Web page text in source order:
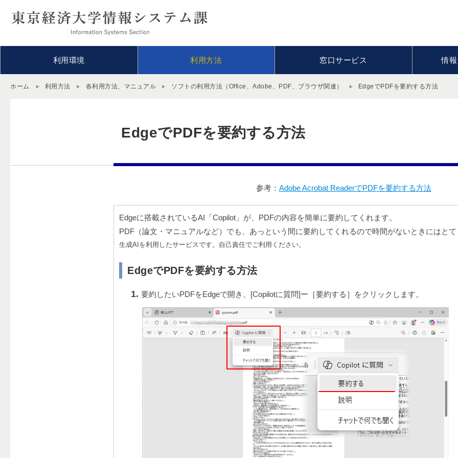
利用環境 利用方法 窓口サービス 情
ホーム 利用方法 各利用方法、マニュアル ソフトの利用方法（Office、Adobe、PDF、ブラウザ関連） EdgeでPDFを要約する方法
EdgeでPDFを要約する方法
参考： Adobe Acrobat ReaderでPDFを要約する方法
Edgeに搭載されているAI「Copilot」が、PDFの内容を簡単に要約してくれます。
PDF（論文・マニュアルなど）でも、あっという間に要約してくれるので時間がないときにはとて
生成AIを利用したサービスです。自己責任でご利用ください。
EdgeでPDFを要約する方法
要約したいPDFをEdgeで開き、[Copilotに質問]ー［要約する］をクリックします。